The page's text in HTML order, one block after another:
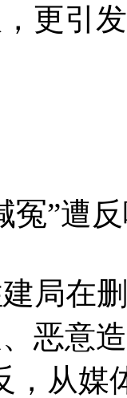
更引
冤”遭
局在
恶意
，从媒